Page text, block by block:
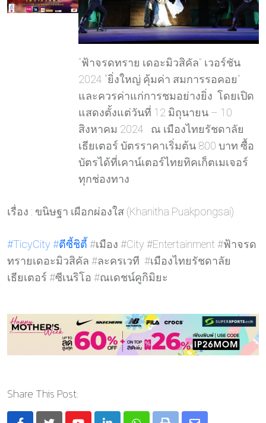
“ฟ้าจรดทราย เดอะมิวสิคัล” เวอร์ชัน
2024 “ยิ่งใหญ่ คุ้มค่า สมการรอคอย”
และควรค่าแก่การชมอย่างยิ่ง โดยเปิด
แสดงตั้งแต่วันที่ 12 มิถุนายน – 10
สิงหาคม 2024 ณ เมืองไทยรัชดาลัย
เธียเตอร์ บัตรราคาเริ่มต้น 800 บาท ซื้อ
บัตรได้ที่เคาน์เตอร์ไทยทิคเก็ตเมเจอร์
ทุกช่องทาง
เรื่อง : ขนิษฐา เผือกผ่องใส (Khanitha Puakpongsai)
#TicyCity#ตีซี้ชิต ี้ #เมือง #City #Entertainment #ฟ้าจรด
ทรายเดอะมิวสิคัล #ละครเวที #เมืองไทยรัชดาลัย
เธียเตอร์ #ซีเนริโอ #ณเดชน์คูกิมิยะ
Share This Post: